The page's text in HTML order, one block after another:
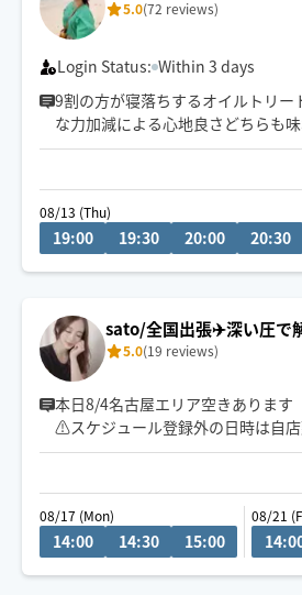
5.0(72 reviews)
Login Status: Within 3 days
9割の方が寝落ちするオイルトリー
な力加減による心地良さどちらも
頂いております！
セラピスト歴13年目となります
施術させて頂いた方は延1300人以上
基本対応時間は19時〜3時です
日中も対応可能です
リクエストは事前メッセージにて
お気軽にお声掛けください😊
08/13 (Thu)
19:00 19:30 20:00 20:30
sato/全国出張✈️深い圧で
5.0(19 reviews)
本日8/4名古屋エリア空きあります
⚠️スケジュール登録外の日時は自
⚠️名古屋市外への出張は当日🆖事
前後のご予約が名古屋市内で入っ
の関係でお伺いできない場合もござ
車でお伺いさせて頂きますので駐
08/17 (Mon)
14:00 14:30 15:00
08/21